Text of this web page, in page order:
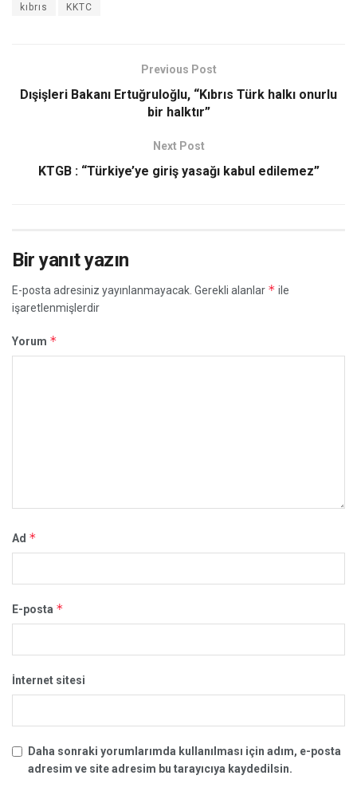
kıbrıs KKTC
Previous Post
Dışişleri Bakanı Ertuğruloğlu, “Kıbrıs Türk halkı onurlu
bir halktır”
Next Post
KTGB : “Türkiye’ye giriş yasağı kabul edilemez”
Bir yanıt yazın
E-posta adresiniz yayınlanmayacak. Gerekli alanlar * ile
işaretlenmişlerdir
Yorum *
Ad *
E-posta *
İnternet sitesi
Daha sonraki yorumlarımda kullanılması için adım, e-posta
adresim ve site adresim bu tarayıcıya kaydedilsin.